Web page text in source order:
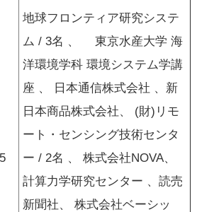
地球フロンティア研究システ
ム / 3名 、 東京水産大学 海
洋環境学科 環境システム学講
座 、 日本通信株式会社 、新
日本商品株式会社、 (財)リモ
ート・センシング技術センタ
ー / 2名 、 株式会社NOVA、
計算力学研究センター 、読売
新聞社、 株式会社ベーシッ